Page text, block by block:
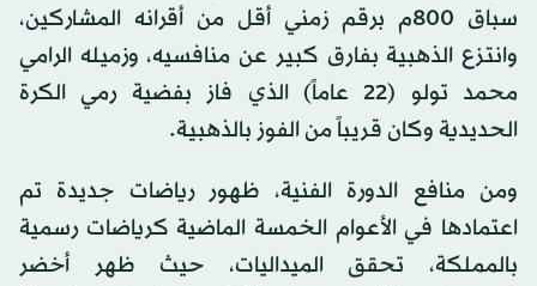
سباق 800م برقم زمني أقل من أقرانه المشاركين،
وانتزع الذهبية بفارق كبير عن منافسيه، وزميله الرامي
محمد تولو (22 عاماً) الذي فاز بفضية رمي الكرة
الحديدية وكان قريباً من الفوز بالذهبية.
ومن منافع الدورة الفنية، ظهور رياضات جديدة تم
اعتمادها في الأعوام الخمسة الماضية كرياضات رسمية
بالمملكة، تحقق الميداليات، حيث ظهر أخضر